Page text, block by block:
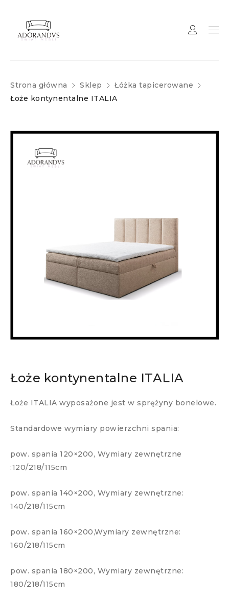
Strona główna Sklep
Łóżka tapicerowane
Łoże kontynentalne ITALIA
Łoże kontynentalne ITALIA
Łoże ITALIA wyposażone jest w sprężyny bonelowe.
Standardowe wymiary powierzchni spania:
pow. spania 120×200, Wymiary zewnętrzne
:120/218/115cm
pow. spania 140×200, Wymiary zewnętrzne:
140/218/115cm
pow. spania 160×200,Wymiary zewnętrzne:
160/218/115cm
pow. spania 180×200, Wymiary zewnętrzne:
180/218/115cm